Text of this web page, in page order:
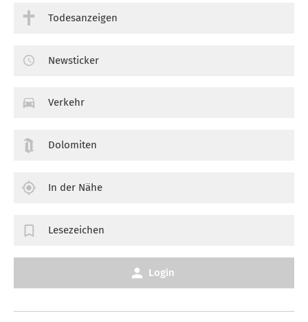
Todesanzeigen
Newsticker
Verkehr
Dolomiten
In der Nähe
Lesezeichen
Login